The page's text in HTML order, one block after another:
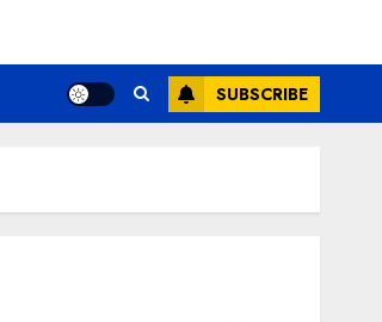
SUBSCRIBE